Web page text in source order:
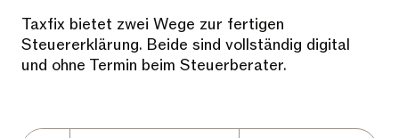
Taxfix bietet zwei Wege zur fertigen
Steuererklärung. Beide sind vollständig digital
und ohne Termin beim Steuerberater.